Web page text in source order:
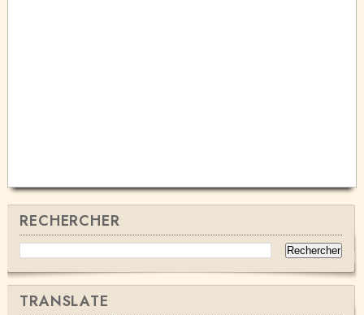
RECHERCHER
TRANSLATE